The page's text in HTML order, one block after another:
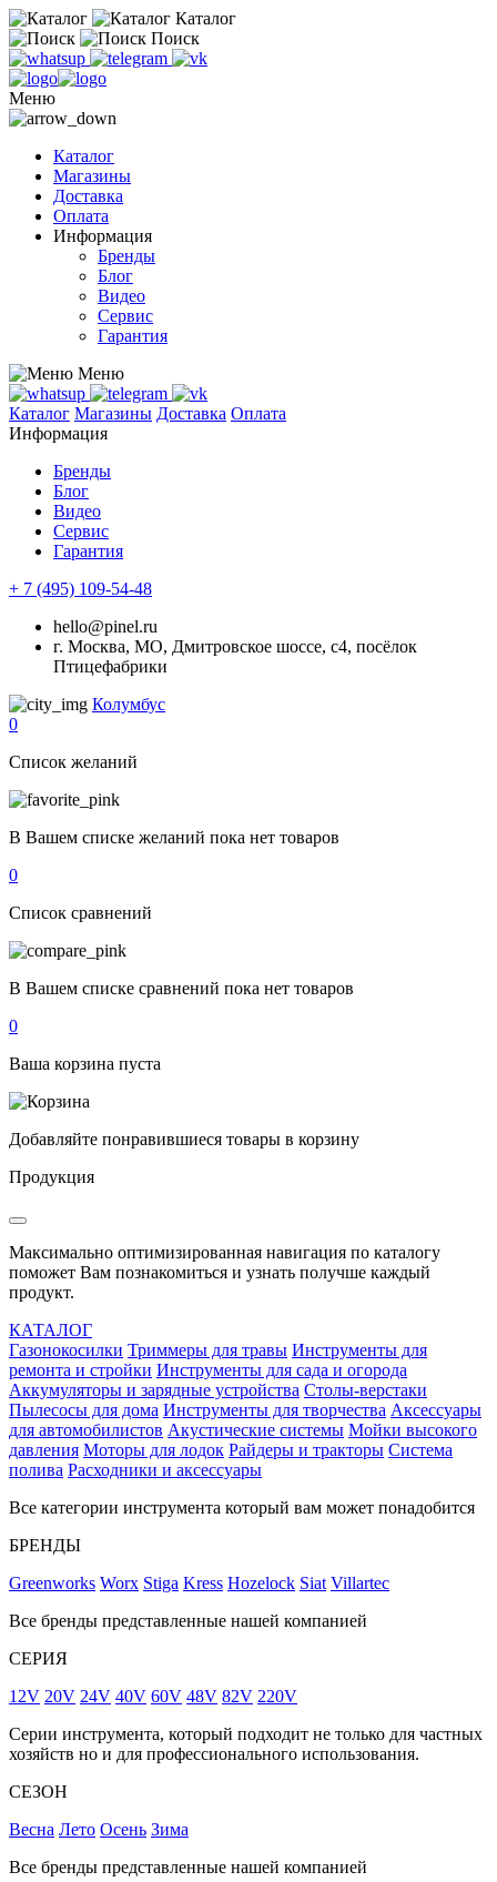
Каталог
Поиск
Меню
Каталог
Магазины
Доставка
Оплата
Информация
Бренды
Блог
Видео
Сервис
Гарантия
Меню
Каталог Магазины Доставка Оплата
Информация
Бренды
Блог
Видео
Сервис
Гарантия
+ 7 (495) 109-54-48
hello@pinel.ru
г. Москва, МО, Дмитровское шоссе, с4, посёлок
Птицефабрики
Колумбус
0
Список желаний
В Вашем списке желаний пока нет товаров
0
Список сравнений
В Вашем списке сравнений пока нет товаров
0
Ваша корзина пуста
Добавляйте понравившиеся товары в корзину
Продукция
Максимально оптимизированная навигация по каталогу
поможет Вам познакомиться и узнать получше каждый
продукт.
КАТАЛОГ
Газонокосилки Триммеры для травы Инструменты для
ремонта и стройки Инструменты для сада и огорода
Аккумуляторы и зарядные устройства Столы-верстаки
Пылесосы для дома Инструменты для творчества Аксессуары
для автомобилистов Акустические системы Мойки высокого
давления Моторы для лодок Райдеры и тракторы Система
полива Расходники и аксессуары
Все категории инструмента который вам может понадобится
БРЕНДЫ
Greenworks Worx Stiga Kress Hozelock Siat Villartec
Все бренды представленные нашей компанией
СЕРИЯ
12V 20V 24V 40V 60V 48V 82V 220V
Серии инструмента, который подходит не только для частных
хозяйств но и для профессионального использования.
СЕЗОН
Весна Лето Осень Зима
Все бренды представленные нашей компанией